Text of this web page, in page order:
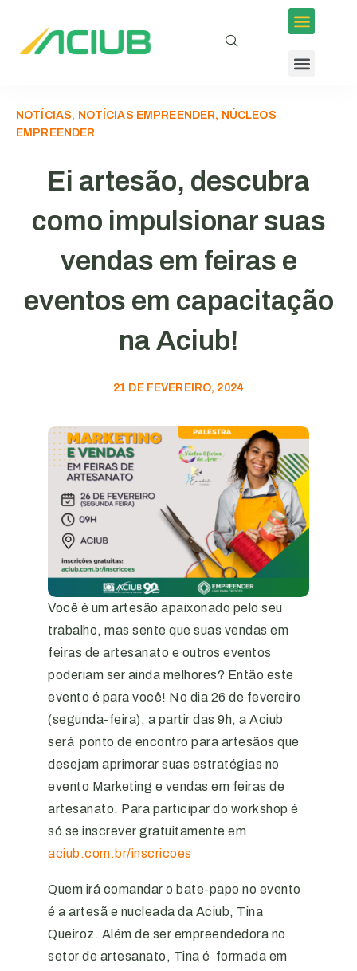
NOTÍCIAS, NOTÍCIAS EMPREENDER, NÚCLEOS
EMPREENDER
Ei artesão, descubra
como impulsionar suas
vendas em feiras e
eventos em capacitação
na Aciub!
21 DE FEVEREIRO, 2024
Você é um artesão apaixonado pelo seu
trabalho, mas sente que suas vendas em
feiras de artesanato e outros eventos
poderiam ser ainda melhores? Então este
evento é para você! No dia 26 de fevereiro
(segunda-feira), a partir das 9h, a Aciub
será ponto de encontro para artesãos que
desejam aprimorar suas estratégias no
evento Marketing e vendas em feiras de
artesanato. Para participar do workshop é
só se inscrever gratuitamente em
aciub.com.br/inscricoes
Quem irá comandar o bate-papo no evento
é a artesã e nucleada da Aciub, Tina
Queiroz. Além de ser empreendedora no
setor de artesanato, Tina é formada em